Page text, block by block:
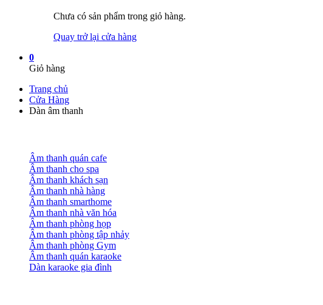
Chưa có sản phẩm trong giỏ hàng.
Quay trở lại cửa hàng
0
Giỏ hàng
Trang chủ
Cửa Hàng
Dàn âm thanh
Âm thanh quán cafe
Âm thanh cho spa
Âm thanh khách sạn
Âm thanh nhà hàng
Âm thanh smarthome
Âm thanh nhà văn hóa
Âm thanh phòng họp
Âm thanh phòng tập nhảy
Âm thanh phòng Gym
Âm thanh quán karaoke
Dàn karaoke gia đình